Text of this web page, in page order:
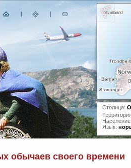
Столица:
Население:
Язык:
обычаев своего времени